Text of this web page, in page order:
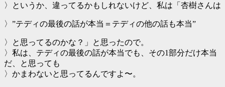
〉というか、違ってるかもしれないけど、私は「杏樹さんは
〉”テディの最後の話が本当＝テディの他の話も本当”
〉と思ってるのかな？」と思ったので。
〉私は、テディの最後の話が本当でも、その1部分だけ本当
だ、と思っても
〉かまわないと思ってるんですよ〜。